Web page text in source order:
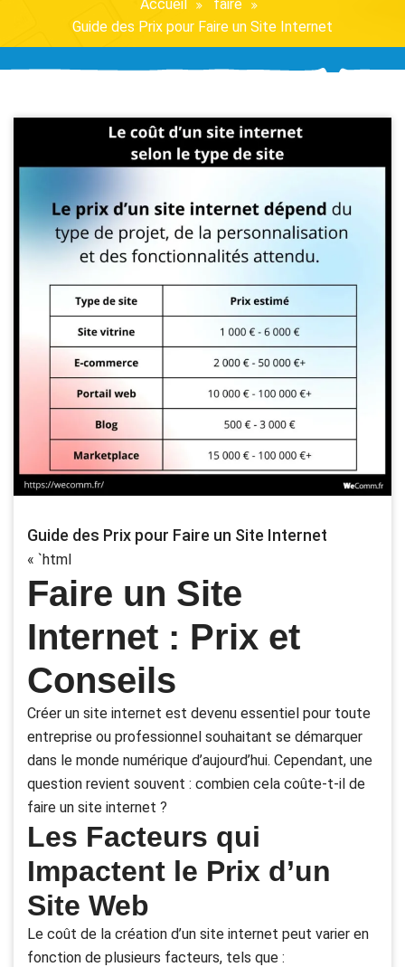
Accueil
faire
Guide des Prix pour Faire un Site Internet
Guide des Prix pour Faire un Site Internet
« `html
Faire un Site
Internet : Prix et
Conseils
Créer un site internet est devenu essentiel pour toute
entreprise ou professionnel souhaitant se démarquer
dans le monde numérique d’aujourd’hui. Cependant, une
question revient souvent : combien cela coûte-t-il de
faire un site internet ?
Les Facteurs qui
Impactent le Prix d’un
Site Web
Le coût de la création d’un site internet peut varier en
fonction de plusieurs facteurs, tels que :